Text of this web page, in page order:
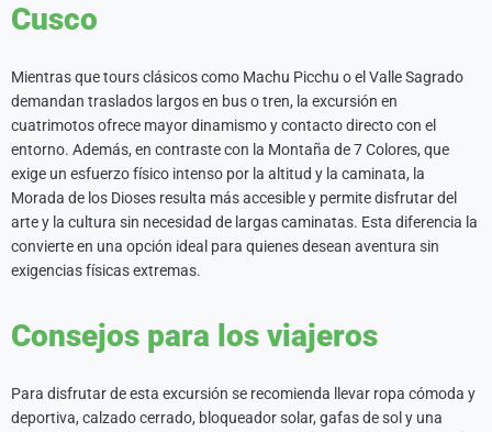
Cusco
Mientras que tours clásicos como Machu Picchu o el Valle Sagrado
demandan traslados largos en bus o tren, la excursión en
cuatrimotos ofrece mayor dinamismo y contacto directo con el
entorno. Además, en contraste con la Montaña de 7 Colores, que
exige un esfuerzo físico intenso por la altitud y la caminata, la
Morada de los Dioses resulta más accesible y permite disfrutar del
arte y la cultura sin necesidad de largas caminatas. Esta diferencia la
convierte en una opción ideal para quienes desean aventura sin
exigencias físicas extremas.
Consejos para los viajeros
Para disfrutar de esta excursión se recomienda llevar ropa cómoda y
deportiva, calzado cerrado, bloqueador solar, gafas de sol y una